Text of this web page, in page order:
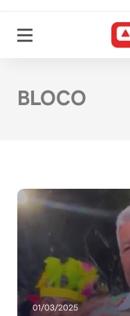
BLOCO
01/03/2025